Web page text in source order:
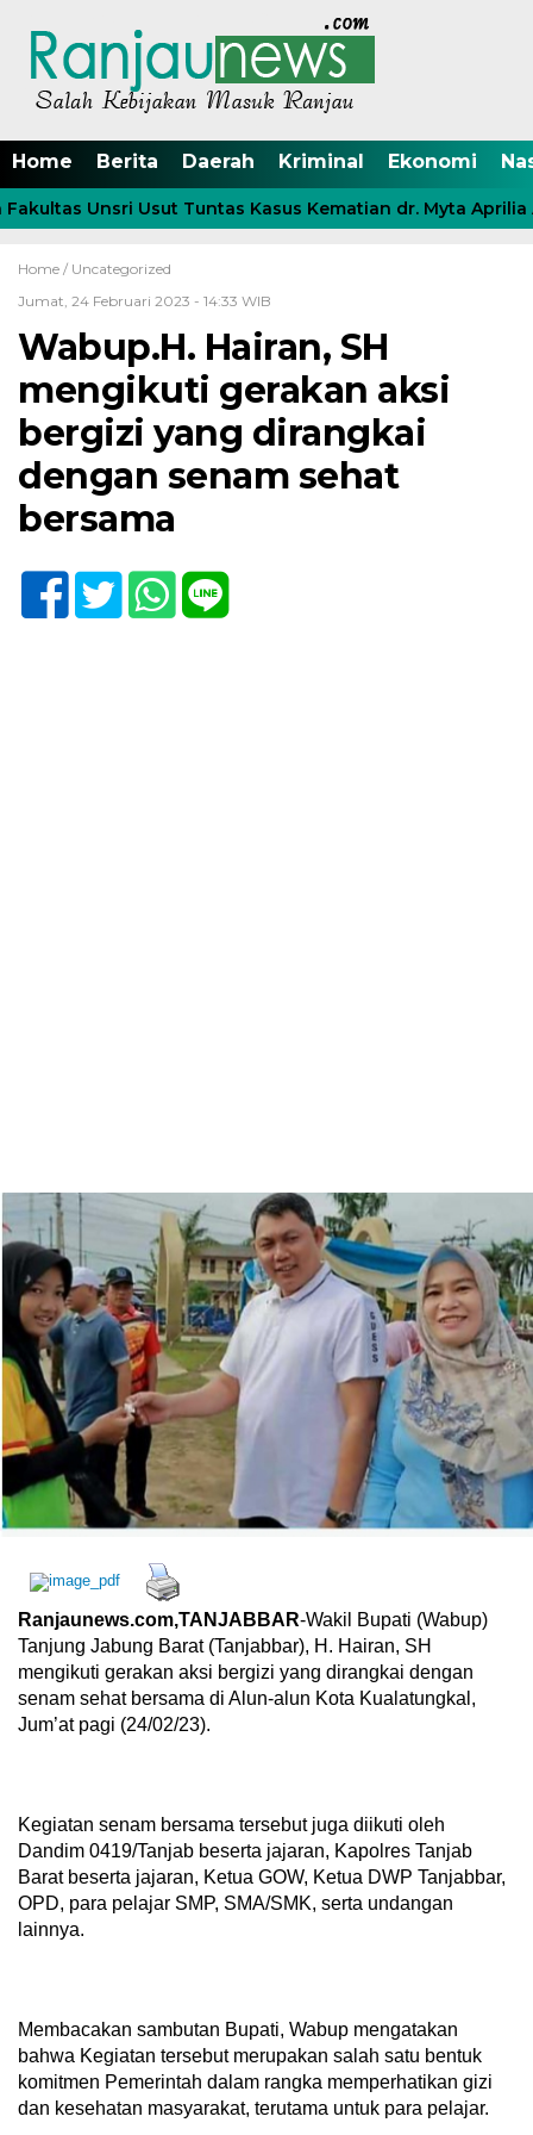
Home Berita Daerah Kriminal Ekonomi
Unsri Usut Tuntas Kasus Kematian dr. Myta Aprilia
Home / Uncategorized
Jumat, 24 Februari 2023 - 14:33 WIB
Wabup.H. Hairan, SH
mengikuti gerakan aksi
bergizi yang dirangkai
dengan senam sehat
bersama
Ranjaunews.com,TANJABBAR-Wakil Bupati (Wabup)
Tanjung Jabung Barat (Tanjabbar), H. Hairan, SH
mengikuti gerakan aksi bergizi yang dirangkai dengan
senam sehat bersama di Alun-alun Kota Kualatungkal,
Jum’at pagi (24/02/23).
Kegiatan senam bersama tersebut juga diikuti oleh
Dandim 0419/Tanjab beserta jajaran, Kapolres Tanjab
Barat beserta jajaran, Ketua GOW, Ketua DWP Tanjabbar,
OPD, para pelajar SMP, SMA/SMK, serta undangan
lainnya.
Membacakan sambutan Bupati, Wabup mengatakan
bahwa Kegiatan tersebut merupakan salah satu bentuk
komitmen Pemerintah dalam rangka memperhatikan gizi
dan kesehatan masyarakat, terutama untuk para pelajar.